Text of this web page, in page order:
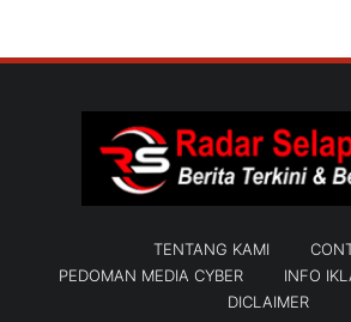
TENTANG KAMI
PEDOMAN MEDIA CYBER
INFO
DICLAIMER